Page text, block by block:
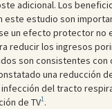
adicional. Los
este estudio son
un efecto protector no
reducir los ingresos
son consistentes con
una reducción
del tracto
de TV1.